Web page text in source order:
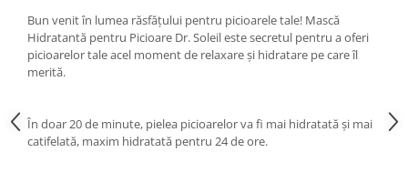
Bun venit în lumea răsfățului pentru picioarele tale! Mască
Hidratantă pentru Picioare Dr. Soleil este secretul pentru a oferi
picioarelor tale acel moment de relaxare și hidratare pe care îl
merită.
În doar 20 de minute, pielea picioarelor va fi mai hidratată și mai
catifelată, maxim hidratată pentru 24 de ore.